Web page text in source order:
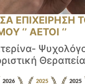
ΕΠΙΧΕΙΡΗΣΗ
‘’ ΑΕΤΟΙ ‘’
Θεραπεία